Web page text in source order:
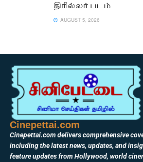
திரில்லர் படம்
AUGUST 5, 2026
Cinepettai.com
Cinepettai.com delivers comprehensive
including the latest news, updates, and
feature updates from Hollywood, world